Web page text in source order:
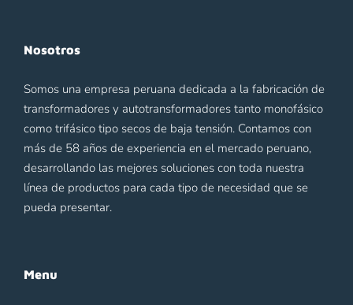
Nosotros
Somos una empresa peruana dedicada a la fabricación de
transformadores y autotransformadores tanto monofásico
como trifásico tipo secos de baja tensión. Contamos con
más de 58 años de experiencia en el mercado peruano,
desarrollando las mejores soluciones con toda nuestra
línea de productos para cada tipo de necesidad que se
pueda presentar.
Menu